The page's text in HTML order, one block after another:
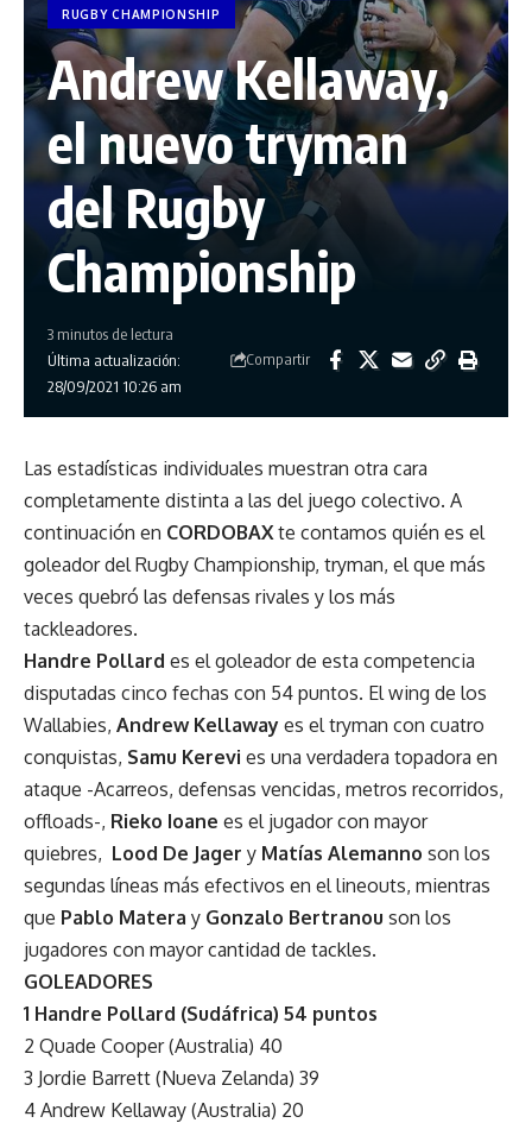
RUGBY CHAMPIONSHIP
Andrew Kellaway,
el nuevo tryman
del Rugby
Championship
Última actualización:
28/09/2021 10:26 am
3 minutos de lectura
Compartir
Las estadísticas individuales muestran otra cara
completamente distinta a las del juego colectivo. A
continuación en CORDOBAX te contamos quién es el
goleador del Rugby Championship, tryman, el que más
veces quebró las defensas rivales y los más
tackleadores.
Handre Pollard es el goleador de esta competencia
disputadas cinco fechas con 54 puntos. El wing de los
Wallabies, Andrew Kellaway es el tryman con cuatro
conquistas, Samu Kerevi es una verdadera topadora en
ataque -Acarreos, defensas vencidas, metros recorridos,
offloads-, Rieko Ioane es el jugador con mayor
quiebres, Lood De Jager y Matías Alemanno son los
segundas líneas más efectivos en el lineouts, mientras
que Pablo Matera y Gonzalo Bertranou son los
jugadores con mayor cantidad de tackles.
GOLEADORES
1 Handre Pollard (Sudáfrica) 54 puntos
2 Quade Cooper (Australia) 40
3 Jordie Barrett (Nueva Zelanda) 39
4 Andrew Kellaway (Australia) 20